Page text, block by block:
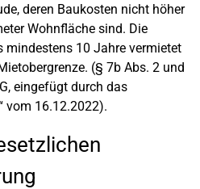
deren Baukosten nicht höher
Wohnfläche sind. Die
10 Jahre vermietet
(§ 7b Abs. 2 und
eingefügt durch das
vom 16.12.2022).